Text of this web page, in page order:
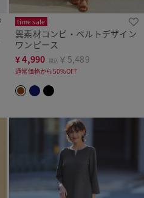
time sale
異素材コンビ・ベルトデザイン
ワンピース
¥4,990 税込 ￥5,489
通常価格から50%OFF